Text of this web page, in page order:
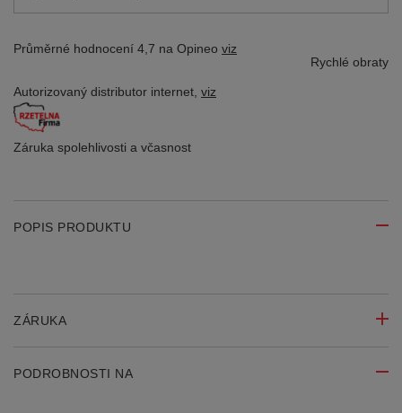
Průměrné hodnocení 4,7 na Opineo viz
Rychlé obraty
Autorizovaný distributor internet, viz
Záruka spolehlivosti a včasnost
POPIS PRODUKTU
ZÁRUKA
PODROBNOSTI NA